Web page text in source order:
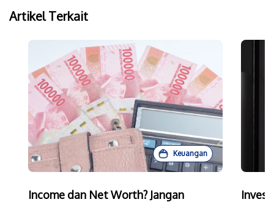
Artikel Terkait
Keuangan
Income dan Net Worth? Jangan